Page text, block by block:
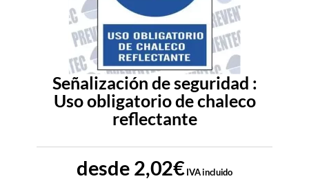
Señalización de seguridad :
Uso obligatorio de chaleco
reflectante
desde 2,02€IVA incluido